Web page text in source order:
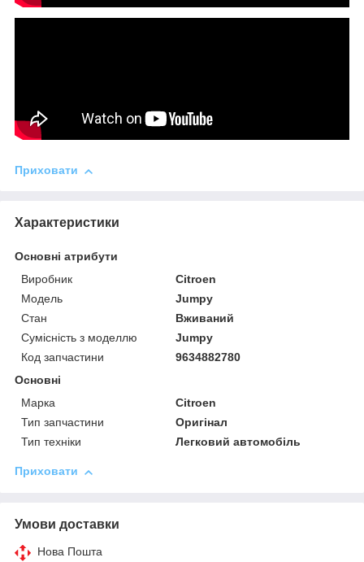
Приховати
Характеристики
Основні атрибути
Виробник
Citroen
Модель
Jumpy
Стан
Вживаний
Сумісність з моделлю
Jumpy
Код запчастини
9634882780
Основні
Марка
Citroen
Тип запчастини
Оригінал
Тип техніки
Легковий автомобіль
Приховати
Умови доставки
Нова Пошта